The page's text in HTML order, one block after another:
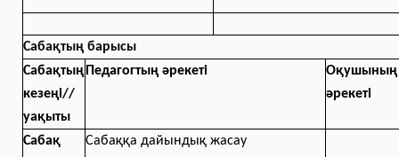
Сабақтың барысы
Сабақтың
кезеңі//
уақыты
Педагогтың әрекеті
Оқушының
әрекеті
Сабақ
Сабаққа дайындық жасау